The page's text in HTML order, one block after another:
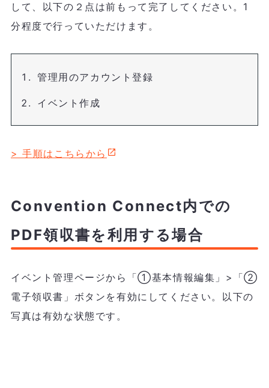
して、以下の２点は前もって完了してください。1
分程度で行っていただけます。
管理用のアカウント登録
イベント作成
> 手順はこちらから
Convention Connect内での
PDF領収書を利用する場合
イベント管理ページから「①基本情報編集」>「②
電子領収書」ボタンを有効にしてください。以下の
写真は有効な状態です。